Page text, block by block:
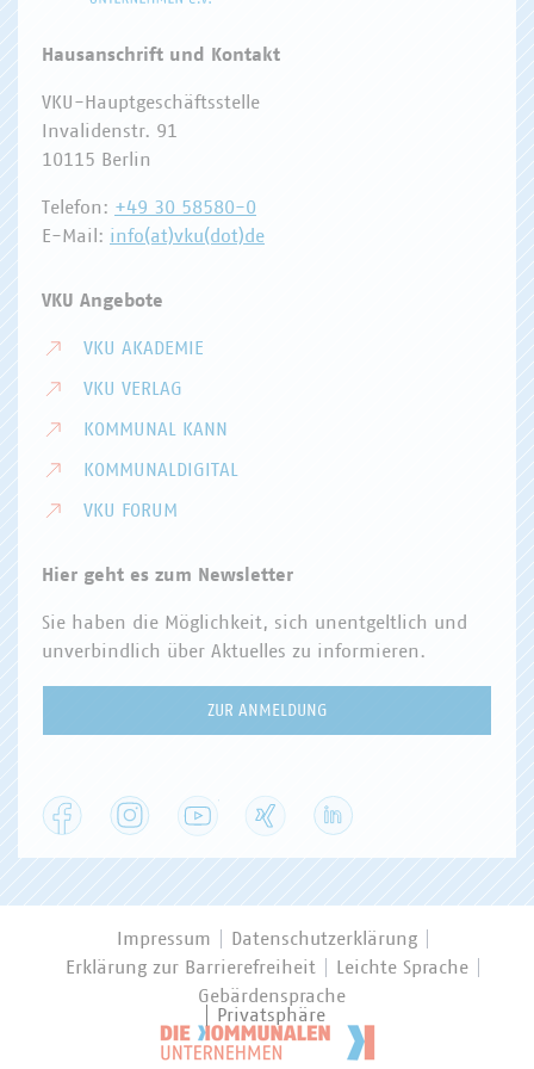
Hausanschrift und Kontakt
VKU-Hauptgeschäftsstelle
Invalidenstr. 91
10115 Berlin
Telefon: +49 30 58580-0
E-Mail: info(at)vku(dot)de
VKU Angebote
VKU AKADEMIE
VKU VERLAG
KOMMUNAL KANN
KOMMUNALDIGITAL
VKU FORUM
Hier geht es zum Newsletter
Sie haben die Möglichkeit, sich unentgeltlich und
unverbindlich über Aktuelles zu informieren.
ZUR ANMELDUNG
Facebook Instagram YouTube
Impressum
Datenschutzerklärung
Erklärung zur Barrierefreiheit
Leichte Sprache
Gebärdensprache
Privatsphäre